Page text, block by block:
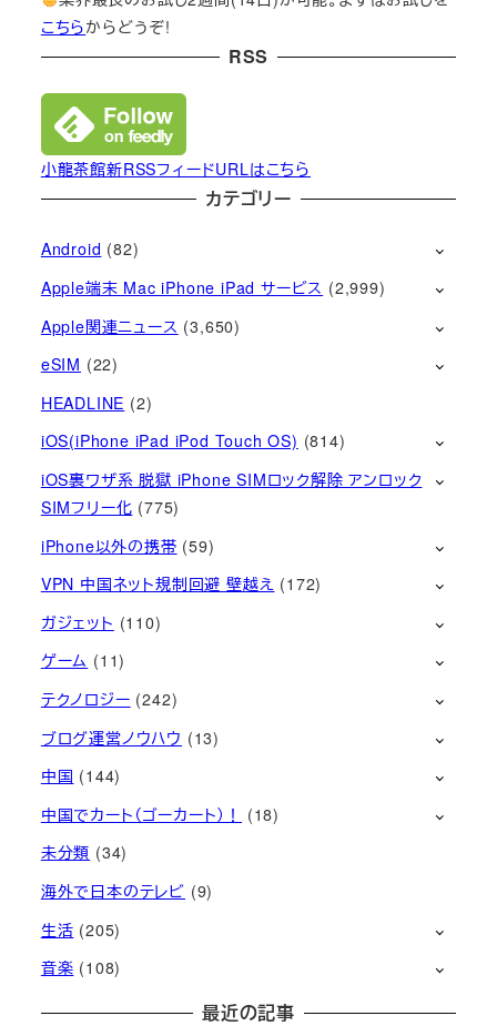
こちらからどうぞ!
RSS
小龍茶館新RSSフィードURLはこちら
カテゴリー
Android (82)
Apple端末 Mac iPhone iPad サービス (2,999)
Apple関連ニュース (3,650)
eSIM (22)
HEADLINE (2)
iOS(iPhone iPad iPod Touch OS) (814)
iOS裏ワザ系 脱獄 iPhone SIMロック解除 アンロック
SIMフリー化 (775)
iPhone以外の携帯 (59)
VPN 中国ネット規制回避 壁越え (172)
ガジェット (110)
ゲーム (11)
テクノロジー (242)
ブログ運営ノウハウ (13)
中国 (144)
中国でカート（ゴーカート）！
(18)
未分類 (34)
海外で日本のテレビ (9)
生活 (205)
音楽 (108)
最近の記事